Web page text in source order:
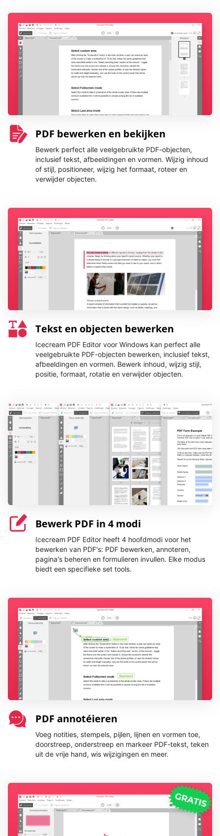
PDF bewerken en bekijken
Bewerk perfect alle veelgebruikte PDF-objecten,
inclusief tekst, afbeeldingen en vormen. Wijzig inhoud
of stijl, positioneer, wijzig het formaat, roteer en
verwijder objecten.
Tekst en objecten bewerken
Icecream PDF Editor voor Windows kan perfect alle
veelgebruikte PDF-objecten bewerken, inclusief tekst,
afbeeldingen en vormen. Bewerk inhoud, wijzig stijl,
positie, formaat, rotatie en verwijder objecten.
Bewerk PDF in 4 modi
Icecream PDF Editor heeft 4 hoofdmodi voor het
bewerken van PDF's: PDF bewerken, annoteren,
pagina's beheren en formulieren invullen. Elke modus
biedt een specifieke set tools.
PDF annotéieren
Voeg notities, stempels, pijlen, lijnen en vormen toe,
doorstreep, onderstreep en markeer PDF-tekst, teken
uit de vrije hand, wis wijzigingen en meer.